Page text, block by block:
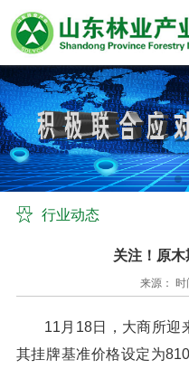
行业动态
关注！原
来源：
11月18日，大商所迎来
其挂牌基准价格设定为